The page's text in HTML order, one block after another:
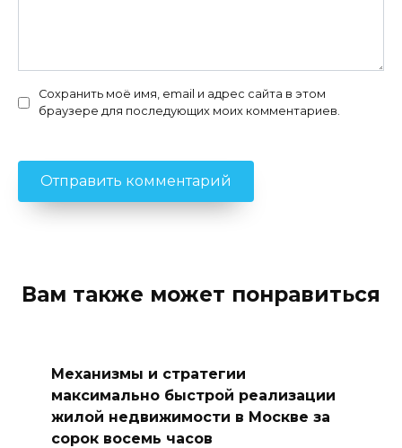
Сохранить моё имя, email и адрес сайта в этом
браузере для последующих моих комментариев.
Вам также может понравиться
Механизмы и стратегии
максимально быстрой реализации
жилой недвижимости в Москве за
сорок восемь часов